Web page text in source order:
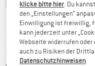
Grössentabelle
Lieferzeit: 3-5 Werktage
Menge:
klicke bitte hier. Du
den „Einstellungen“
Einwilligung ist freiwillig,
kann jederzeit unter
Webseite widerrufen
auch zu Risiken der
Datenschutzhinweisen.